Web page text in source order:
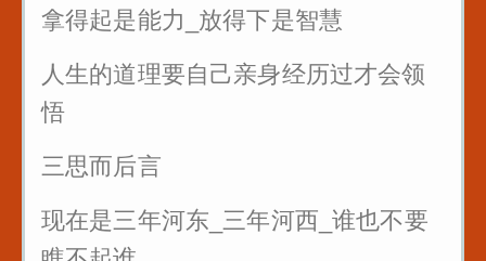
拿得起是能力_放得下是智慧
人生的道理要自己亲身经历过才会领
悟
三思而后言
现在是三年河东_三年河西_谁也不要